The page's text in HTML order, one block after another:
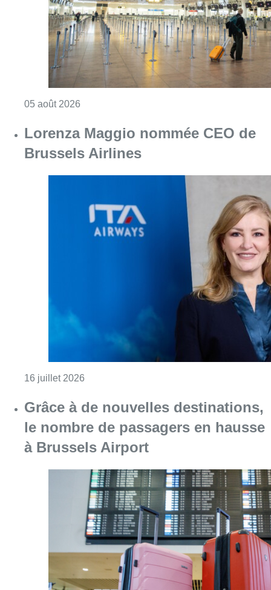
Consulter l'article "Lorenza Maggio
Grâce à de nouvelles destinations,
le nombre de passagers en hausse
Consulter l'article "Grâce à de nouvelles
Coupe du monde: les Diables font
un retour discret et sans fanfare